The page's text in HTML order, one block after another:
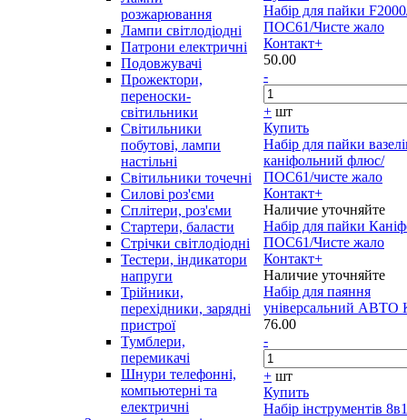
розжарювання
Лампи світлодіодні
Патрони електричні
Подовжувачі
Прожектори,
переноски-
світильники
Світильники
побутові, лампи
настільні
Світильники точечні
Силові роз'єми
Сплітери, роз'єми
Стартери, баласти
Стрічки світлодіодні
Тестери, індикатори
напруги
Трійники,
перехідники, зарядні
пристрої
Тумблери,
перемикачі
Шнури телефонні,
компьютерні та
електричні
Набір для пайки
ПОС61/Чисте жало
Контакт+
50.00
-
+ шт
Купить
Набір для пайки
каніфольний флюс/
ПОС61/чисте жало
Контакт+
Наличие уточняйте
Набір для пайки
ПОС61/Чисте жало
Контакт+
Наличие уточняйте
Набір для паяння
універсальний АВТО
76.00
-
+ шт
Купить
Набір інструментів 8в1